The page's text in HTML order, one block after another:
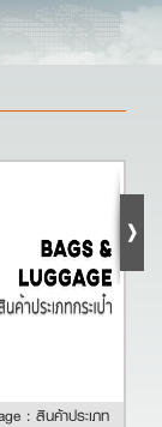
: สินค้าประเภท